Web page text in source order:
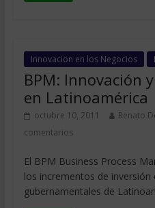
Innovacion en los Negocios
BPM: Innovación
en Latinoamérica
octubre 10, 2011 Renato
comentarios
El BPM Business Process
los incrementos de inversión
gubernamentales de